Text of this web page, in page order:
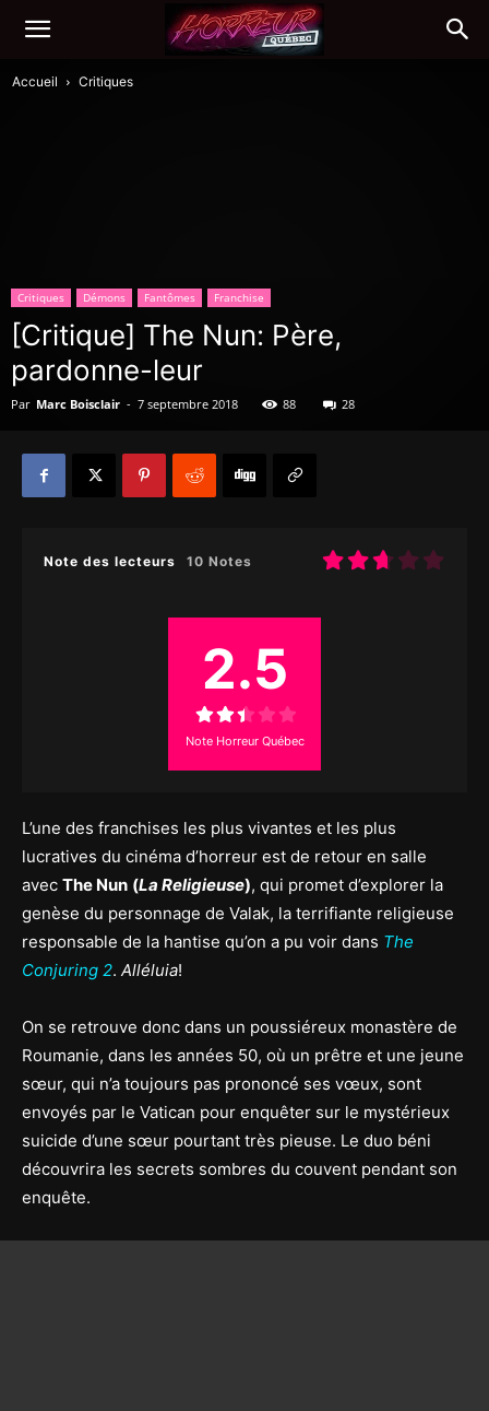
Accueil Critiques
Critiques Démons Fantômes Franchise
[Critique] The Nun: Père,
pardonne-leur
Par Marc Boisclair - 7 septembre 2018 88 28
Note des lecteurs 10 Notes
2.5
Note Horreur Québec
L’une des franchises les plus vivantes et les plus
lucratives du cinéma d’horreur est de retour en salle
avec The Nun (La Religieuse), qui promet d’explorer la
genèse du personnage de Valak, la terrifiante religieuse
responsable de la hantise qu’on a pu voir dans The
Conjuring 2. Alléluia!
On se retrouve donc dans un poussiéreux monastère de
Roumanie, dans les années 50, où un prêtre et une jeune
sœur, qui n’a toujours pas prononcé ses vœux, sont
envoyés par le Vatican pour enquêter sur le mystérieux
suicide d’une sœur pourtant très pieuse. Le duo béni
découvrira les secrets sombres du couvent pendant son
enquête.